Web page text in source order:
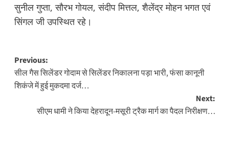
सुनील गुप्ता, सौरभ गोयल, संदीप मित्तल, शैलेंद्र मोहन भगत एवं
सिंगल जी उपस्थित रहे।
Post
navigation
Previous:
सील गैस सिलेंडर गोदाम से सिलेंडर निकालना पड़ा भारी, फंसा कानूनी
शिकंजे में हुई मुकदमा दर्ज…
Next:
सीएम धामी ने किया देहरादून-मसूरी ट्रैक मार्ग का पैदल निरीक्षण…